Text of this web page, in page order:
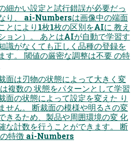
細かい設定と試行錯誤が必要だっ
り、 ai-Numbersは画像中の端面
とにより1枚1枚の区別をAIに 教え
ョン）。 あとはAIが自動で学習す
識がなくても正しく品種の登録を
す。 閾値の厳密な調整は不要 の特
面は刃物の状態によって大きく変
複数の 状態をパターンとして学習
面の状態によって設定を変えた り
せん。 断裁面の模様や明るさの変
きるため、製品や周囲環境の変 化
な計数を行うことができます。 断
特徴 ai-Numbers